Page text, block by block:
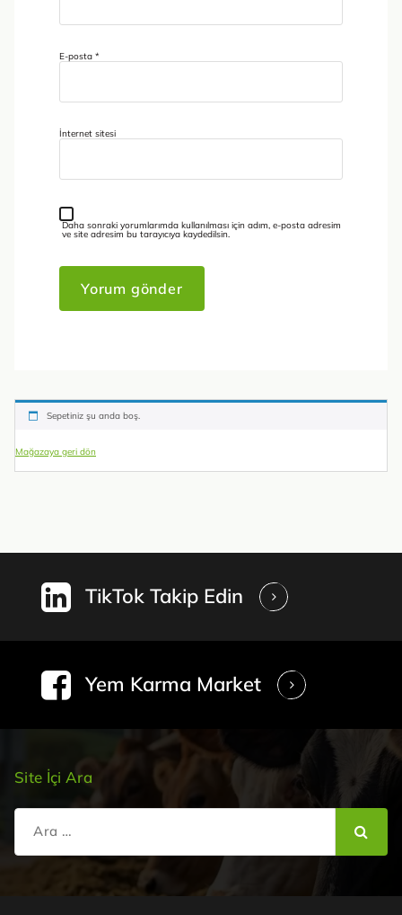
E-posta *
İnternet sitesi
Daha sonraki yorumlarımda kullanılması için adım, e-posta adresim
ve site adresim bu tarayıcıya kaydedilsin.
Sepetiniz şu anda boş.
Mağazaya geri dön
TikTok Takip Edin
Yem Karma Market
Site İçi Ara
Şunu